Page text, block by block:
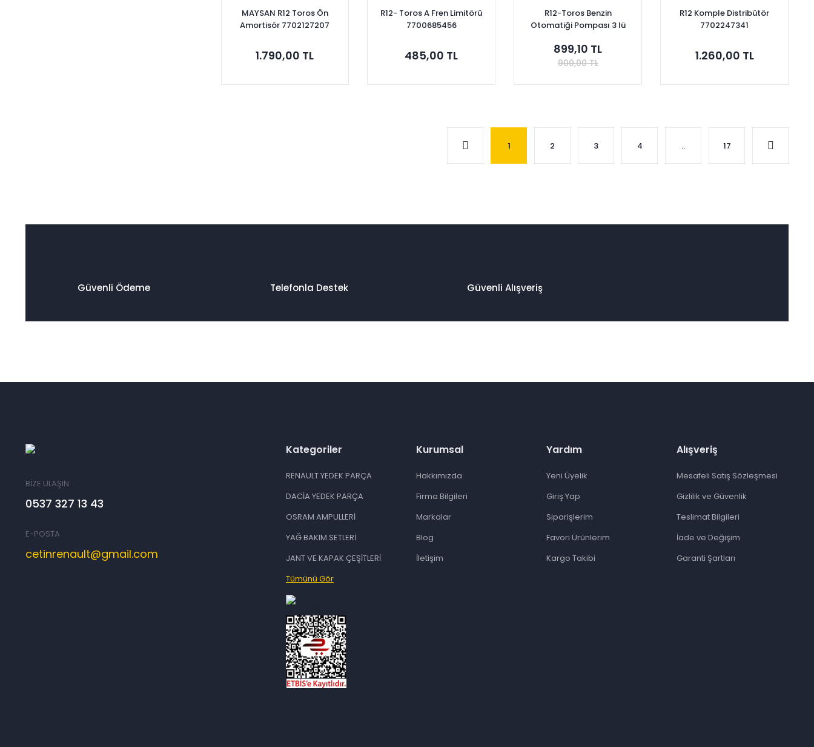
VALEO CLASİC (1)
YTT (1)
MAYSAN R12 Toros Ön
Amortisör 7702127207
1.790,00 TL
R12- Toros A Fren Limitörü
7700685456
485,00 TL
R12-Toros Benzin
Otomatiği Pompası 3 lü
899,10 TL
900,00 TL
R12 Komple Distribütör
7702247341
1.260,00 TL
1 2 3 4 .. 17
Güvenli Ödeme Telefonla Destek Güvenli Alışveriş
BİZE ULAŞIN
0537 327 13 43
E-POSTA
cetinrenault@gmail.com
Kategoriler
RENAULT YEDEK PARÇA
DACİA YEDEK PARÇA
OSRAM AMPULLERİ
YAĞ BAKIM SETLERİ
JANT VE KAPAK ÇEŞİTLERİ
Tümünü Gör
Kurumsal
Hakkımızda
Firma Bilgileri
Markalar
Blog
İletişim
Yardım
Yeni Üyelik
Giriş Yap
Siparişlerim
Favori Ürünlerim
Kargo Takibi
Alışveriş
Mesafeli Satış Sözleşmesi
Gizlilik ve Güvenlik
Teslimat Bilgileri
İade ve Değişim
Garanti Şartları